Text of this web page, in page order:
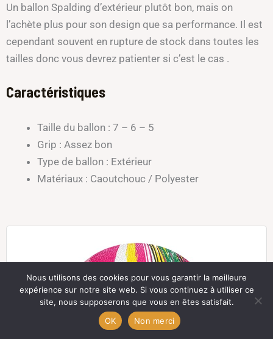
Un ballon Spalding d’extérieur plutôt bon, mais on
l’achète plus pour son design que sa performance. Il est
cependant souvent en rupture de stock dans toutes les
tailles donc vous devrez patienter si c’est le cas .
Caractéristiques
Taille du ballon : 7 – 6 – 5
Grip : Assez bon
Type de ballon : Extérieur
Matériaux : Caoutchouc / Polyester
Nous utilisons des cookies pour vous garantir la meilleure
expérience sur notre site web. Si vous continuez à utiliser ce
site, nous supposerons que vous en êtes satisfait.
OK
Non merci